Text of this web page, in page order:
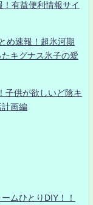
有益便利情報サイ
め速報！超氷河期
キグナス氷子の愛
子供が欲しいど陰キ
計画編
ムひとりDIY！！